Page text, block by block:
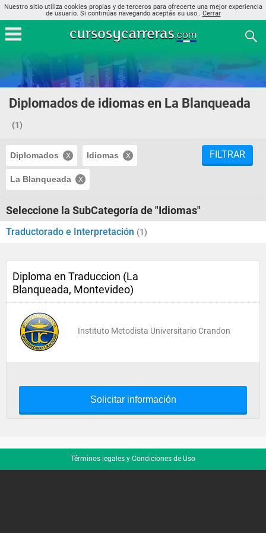
Nuestro sitio utiliza cookies propias y de terceros para ofrecerte una mejor experiencia
de usuario. Si continúas navegando aceptás su uso.. Cerrar
Diplomados de idiomas en La Blanqueada
(1)
Diplomados Idiomas
La Blanqueada
FILTRAR
Seleccione la SubCategoría de "Idiomas"
Traductorado e Interpretación (1)
Diploma en Traduccion (La
Blanqueada, Montevideo)
Instituto Metodista Universitario Crandon
Solicitar información
Términos legales y Condiciones de Uso